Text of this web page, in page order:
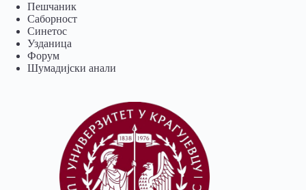
Пешчаник
Саборност
Синетос
Узданица
Форум
Шумадијски анали